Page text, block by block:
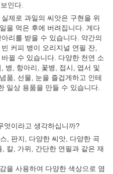
인다.
제로 과일의 씨앗은 구현을 위
을 먹은 후에 버려집니다. 게다
리를 받을 수 있습니다. 약간의
커피 병이 오리지널 연필 잔,
뀔 수 있습니다. 다양한 천연 소
병, 항아리, 꽃병, 접시, 엽서 및
품, 선물, 눈을 즐겁게하고 인테
일상 용품을 만들 수 있습니다.
엇이라고 생각하십니까?
, 판지, 다양한 씨앗, 다양한 곡
칼, 가위, 간단한 연필과 같은 재
을 사용하여 다양한 색상으로 염